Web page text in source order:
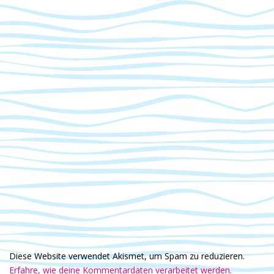
Diese Website verwendet Akismet, um Spam zu reduzieren.
Erfahre, wie deine Kommentardaten verarbeitet werden.